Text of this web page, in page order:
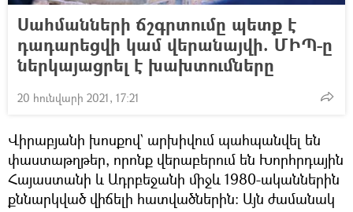
Սահմանների ճշգրտումը պետք է
դադարեցվի կամ վերանայվի. ՄԻՊ-ը
ներկայացրել է խախտումները
20 հունվարի 2021, 17:21
Վիրաբյանի խոսքով` արխիվում պահպանվել են
փաստաթղթեր, որոնք վերաբերում են Խորհրդային
Հայաստանի և Ադրբեջանի միջև 1980-ականներին
քննարկված վիճելի հատվածներին: Այն ժամանակ